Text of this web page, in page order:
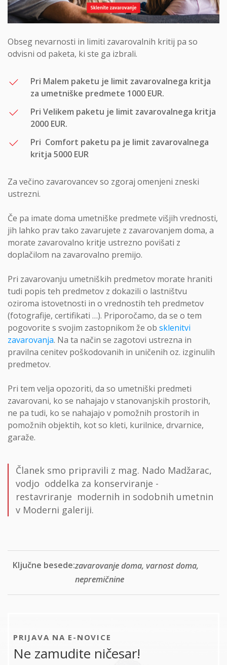
Obseg nevarnosti in limiti zavarovalnih kritij pa so
odvisni od paketa, ki ste ga izbrali.
Pri Malem paketu je limit zavarovalnega kritja
za umetniške predmete 1000 EUR.
Pri Velikem paketu je limit zavarovalnega kritja
2000 EUR.
Pri Comfort paketu pa je limit zavarovalnega
kritja 5000 EUR
Za večino zavarovancev so zgoraj omenjeni zneski
ustrezni.
Če pa imate doma umetniške predmete višjih vrednosti,
jih lahko prav tako zavarujete z zavarovanjem doma, a
morate zavarovalno kritje ustrezno povišati z
doplačilom na zavarovalno premijo.
Pri zavarovanju umetniških predmetov morate hraniti
tudi popis teh predmetov z dokazili o lastništvu
oziroma istovetnosti in o vrednostih teh predmetov
(fotografije, certifikati …). Priporočamo, da se o tem
pogovorite s svojim zastopnikom že ob sklenitvi
zavarovanja. Na ta način se zagotovi ustrezna in
pravilna cenitev poškodovanih in uničenih oz. izginulih
predmetov.
Pri tem velja opozoriti, da so umetniški predmeti
zavarovani, ko se nahajajo v stanovanjskih prostorih,
ne pa tudi, ko se nahajajo v pomožnih prostorih in
pomožnih objektih, kot so kleti, kurilnice, drvarnice,
garaže.
Članek smo pripravili z mag. Nado Madžarac,
vodjo oddelka za konserviranje -
restavriranje modernih in sodobnih umetnin
v Moderni galeriji.
Ključne besede:zavarovanje doma, varnost doma,
nepremičnine
PRIJAVA NA E-NOVICE
Ne zamudite ničesar!